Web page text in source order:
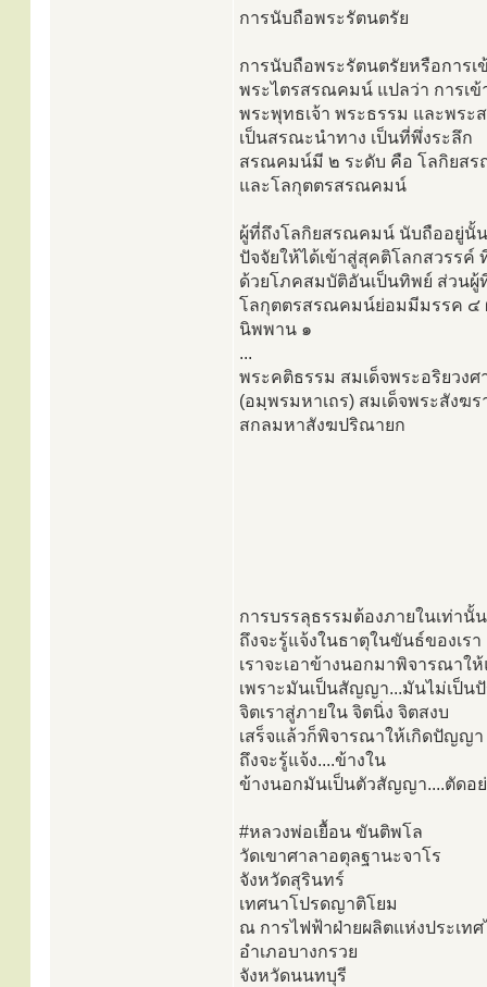
การนับถือพระรัตนตรัย
การนับถือพระรัตนตรัยหรือการเ
พระไตรสรณคมน์ แปลว่า การเข้
พระพุทธเจ้า พระธรรม และพระ
เป็นสรณะนำทาง เป็นที่พึ่งระลึก
สรณคมน์มี ๒ ระดับ คือ โลกิยส
และโลกุตตรสรณคมน์
ผู้ที่ถึงโลกิยสรณคมน์ นับถืออยู่นั้
ปัจจัยให้ได้เข้าสู่สุคติโลกสวรรค์
ด้วยโภคสมบัติอันเป็นทิพย์ ส่วนผู้
โลกุตตรสรณคมน์ย่อมมีมรรค ๔
นิพพาน ๑
...
พระคติธรรม สมเด็จพระอริยวง
(อมฺพรมหาเถร) สมเด็จพระสังฆร
สกลมหาสังฆปริณายก
การบรรลุธรรมต้องภายในเท่านั้น
ถึงจะรู้แจ้งในธาตุในขันธ์ของเรา
เราจะเอาข้างนอกมาพิจารณาใ
เพราะมันเป็นสัญญา...มันไม่เป็น
จิตเราสู่ภายใน จิตนิ่ง จิตสงบ
เสร็จแล้วก็พิจารณาให้เกิดปัญญา
ถึงจะรู้แจ้ง....ข้างใน
ข้างนอกมันเป็นตัวสัญญา....ตัดอ
#หลวงพ่อเยื้อน ขันติพโล
วัดเขาศาลาอตุลฐานะจาโร
จังหวัดสุรินทร์
เทศนาโปรดญาติโยม
ณ การไฟฟ้าฝ่ายผลิตแห่งประเทศ
อำเภอบางกรวย
จังหวัดนนทบุรี